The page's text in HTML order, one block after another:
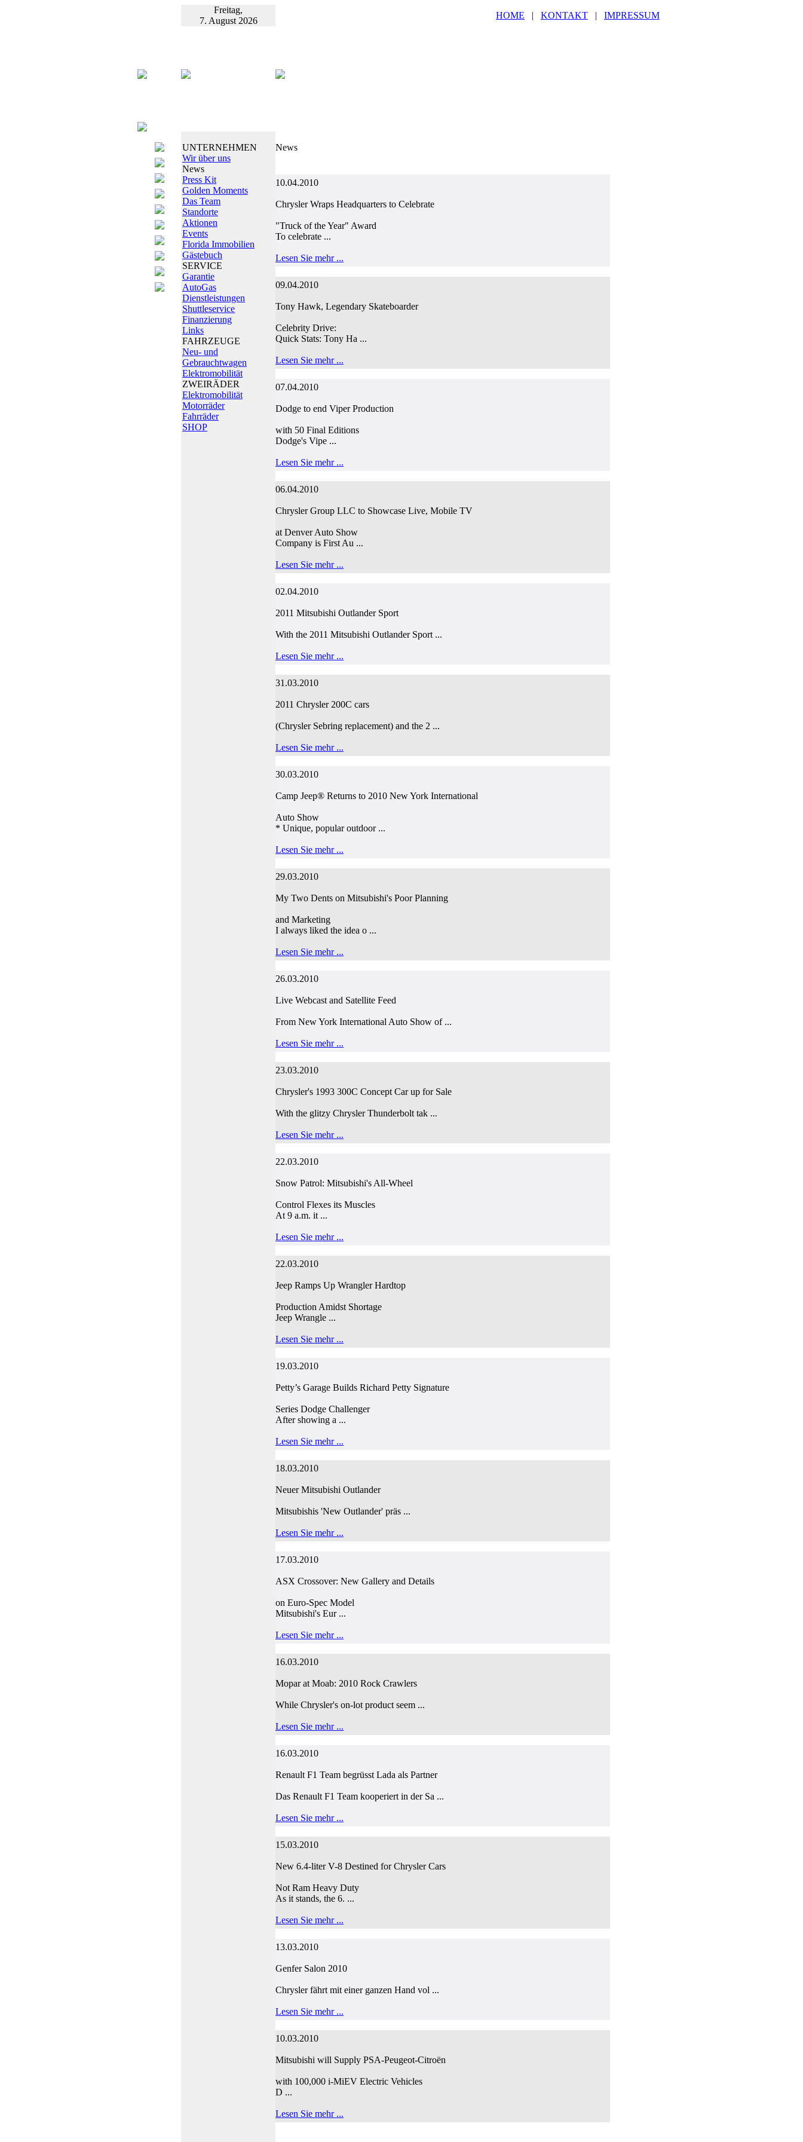
Freitag,
7. August 2026
HOME | KONTAKT | IMPRESSUM
UNTERNEHMEN
Wir über uns
News
Press Kit
Golden Moments
Das Team
Standorte
Aktionen
Events
Florida Immobilien
Gästebuch
SERVICE
Garantie
AutoGas
Dienstleistungen
Shuttleservice
Finanzierung
Links
FAHRZEUGE
Neu- und
Gebrauchtwagen
Elektromobilität
ZWEIRÄDER
Elektromobilität
Motorräder
Fahrräder
SHOP
News
10.04.2010
Chrysler Wraps Headquarters to Celebrate
"Truck of the Year" Award
To celebrate ...
Lesen Sie mehr ...
09.04.2010
Tony Hawk, Legendary Skateboarder
Celebrity Drive:
Quick Stats: Tony Ha ...
Lesen Sie mehr ...
07.04.2010
Dodge to end Viper Production
with 50 Final Editions
Dodge's Vipe ...
Lesen Sie mehr ...
06.04.2010
Chrysler Group LLC to Showcase Live, Mobile TV
at Denver Auto Show
Company is First Au ...
Lesen Sie mehr ...
02.04.2010
2011 Mitsubishi Outlander Sport
With the 2011 Mitsubishi Outlander Sport ...
Lesen Sie mehr ...
31.03.2010
2011 Chrysler 200C cars
(Chrysler Sebring replacement) and the 2 ...
Lesen Sie mehr ...
30.03.2010
Camp Jeep® Returns to 2010 New York International
Auto Show
* Unique, popular outdoor ...
Lesen Sie mehr ...
29.03.2010
My Two Dents on Mitsubishi's Poor Planning
and Marketing
I always liked the idea o ...
Lesen Sie mehr ...
26.03.2010
Live Webcast and Satellite Feed
From New York International Auto Show of ...
Lesen Sie mehr ...
23.03.2010
Chrysler's 1993 300C Concept Car up for Sale
With the glitzy Chrysler Thunderbolt tak ...
Lesen Sie mehr ...
22.03.2010
Snow Patrol: Mitsubishi's All-Wheel
Control Flexes its Muscles
At 9 a.m. it ...
Lesen Sie mehr ...
22.03.2010
Jeep Ramps Up Wrangler Hardtop
Production Amidst Shortage
Jeep Wrangle ...
Lesen Sie mehr ...
19.03.2010
Petty’s Garage Builds Richard Petty Signature
Series Dodge Challenger
After showing a ...
Lesen Sie mehr ...
18.03.2010
Neuer Mitsubishi Outlander
Mitsubishis 'New Outlander' präs ...
Lesen Sie mehr ...
17.03.2010
ASX Crossover: New Gallery and Details
on Euro-Spec Model
Mitsubishi's Eur ...
Lesen Sie mehr ...
16.03.2010
Mopar at Moab: 2010 Rock Crawlers
While Chrysler's on-lot product seem ...
Lesen Sie mehr ...
16.03.2010
Renault F1 Team begrüsst Lada als Partner
Das Renault F1 Team kooperiert in der Sa ...
Lesen Sie mehr ...
15.03.2010
New 6.4-liter V-8 Destined for Chrysler Cars
Not Ram Heavy Duty
As it stands, the 6. ...
Lesen Sie mehr ...
13.03.2010
Genfer Salon 2010
Chrysler fährt mit einer ganzen Hand vol ...
Lesen Sie mehr ...
10.03.2010
Mitsubishi will Supply PSA-Peugeot-Citroën
with 100,000 i-MiEV Electric Vehicles
D ...
Lesen Sie mehr ...